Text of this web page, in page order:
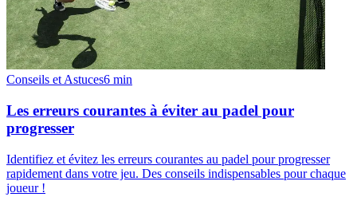
Conseils et Astuces6 min
Les erreurs courantes à éviter au padel pour
progresser
Identifiez et évitez les erreurs courantes au padel pour progresser
rapidement dans votre jeu. Des conseils indispensables pour chaque
joueur !